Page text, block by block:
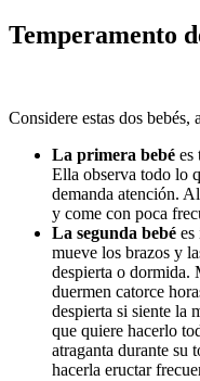
Temperamento
Considere estas dos bebés,
La primera bebé es
Ella observa todo lo
demanda atención.
y come con poca
La segunda bebé es
mueve los brazos y
despierta o dormida.
duermen catorce
despierta si siente la
que quiere hacerlo
atraganta durante su
hacerla eructar